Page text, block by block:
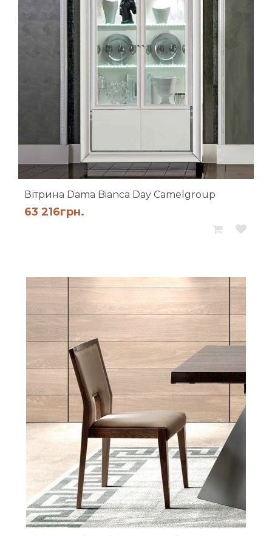
Вітрина Dama Bianca Day Camelgroup
63 216грн.